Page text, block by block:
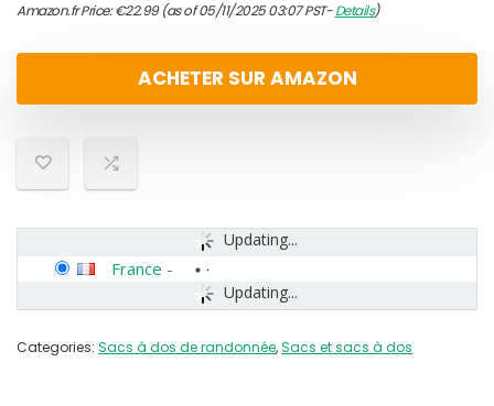
Amazon.fr Price:€22.99(as of 05/11/2025 03:07 PST-Details)
ACHETER SUR AMAZON
Updating...
Updating...
France -
Categories: Sacs à dos de randonnée,Sacs et sacs à dos